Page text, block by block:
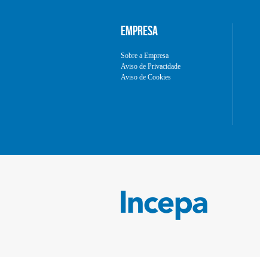
EMPRESA
Sobre a Empresa
Aviso de Privacidade
Aviso de Cookies